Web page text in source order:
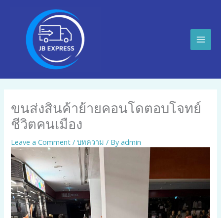
ขนส่งสินค้าย้ายคอนโดตอบโจทย์
ชีวิตคนเมือง
Leave a Comment /บทความ / Byadmin